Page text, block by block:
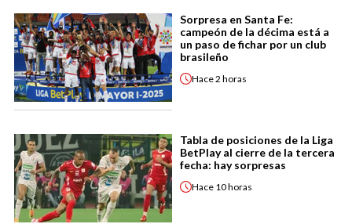
Sorpresa en Santa Fe:
campeón de la décima está a
un paso de fichar por un club
brasileño
Hace2 horas
Tabla de posiciones de la Liga
BetPlay al cierre de la tercera
fecha: hay sorpresas
Hace 10 horas